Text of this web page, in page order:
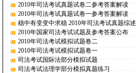
2010年司法考试真题试卷二参考答案解读
2010年司法考试真题试卷一参考答案解读
稳中有变变中求稳 2010年司法考试真题综述
2010年国家司法考试试题及参考答案公布
2010年司法考试模拟试题卷二
2010年司法考试模拟试题卷一
司法考试国际法部分模拟试题
司法考试法理学部分模拟真题练习